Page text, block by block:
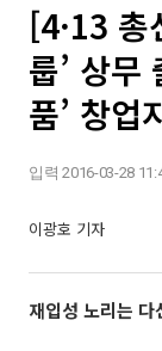
[4·13 총
룹’ 상무
품’ 창업
입력 2016-03-28
이광호 기자
재입성 노리는 다